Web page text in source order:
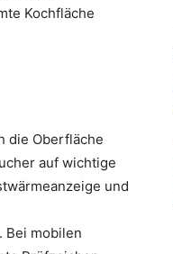
Kochfläche
die Oberfläche
auf wichtige
und
Bei mobilen